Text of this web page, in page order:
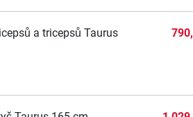
a tricepsů Taurus
790,